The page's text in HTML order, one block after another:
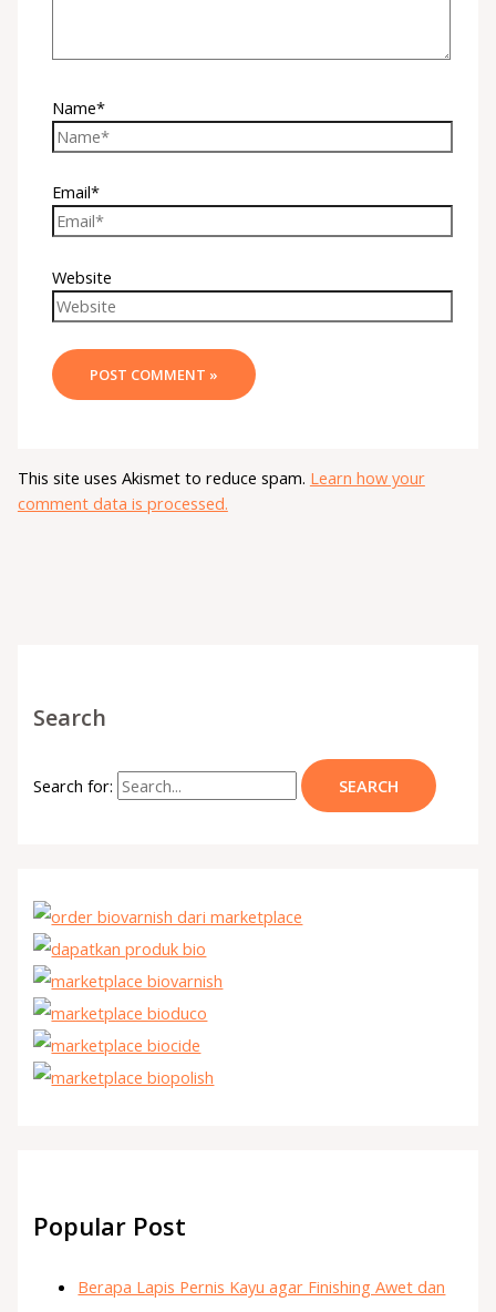
Name*
Email*
Website
This site uses Akismet to reduce spam. Learn how your
comment data is processed.
Search
Search for:
Popular Post
Berapa Lapis Pernis Kayu agar Finishing Awet dan